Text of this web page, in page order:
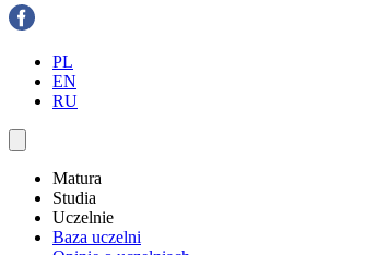
PL
EN
RU
Matura
Studia
Uczelnie
Baza uczelni